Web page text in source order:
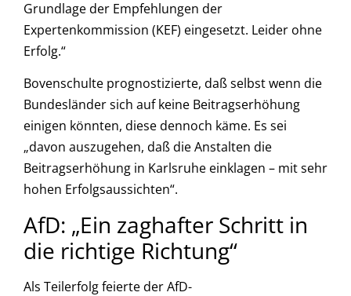
Grundlage der Empfehlungen der
Expertenkommission (KEF) eingesetzt. Leider ohne
Erfolg.“
Bovenschulte prognostizierte, daß selbst wenn die
Bundesländer sich auf keine Beitragserhöhung
einigen könnten, diese dennoch käme. Es sei
„davon auszugehen, daß die Anstalten die
Beitragserhöhung in Karlsruhe einklagen – mit sehr
hohen Erfolgsaussichten“.
AfD: „Ein zaghafter Schritt in
die richtige Richtung“
Als Teilerfolg feierte der AfD-